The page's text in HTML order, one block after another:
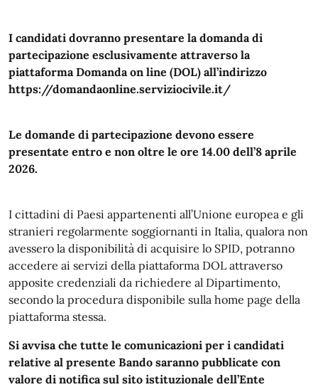
I candidati dovranno presentare la domanda di
partecipazione esclusivamente attraverso la
piattaforma Domanda on line (DOL) all’indirizzo
https://domandaonline.serviziocivile.it/
Le domande di partecipazione devono essere
presentate entro e non oltre le ore 14.00 dell’8 aprile
2026.
I cittadini di Paesi appartenenti all’Unione europea e gli
stranieri regolarmente soggiornanti in Italia, qualora non
avessero la disponibilità di acquisire lo SPID, potranno
accedere ai servizi della piattaforma DOL attraverso
apposite credenziali da richiedere al Dipartimento,
secondo la procedura disponibile sulla home page della
piattaforma stessa.
Si avvisa che tutte le comunicazioni per i candidati
relative al presente Bando saranno pubblicate con
valore di notifica sul sito istituzionale dell’Ente